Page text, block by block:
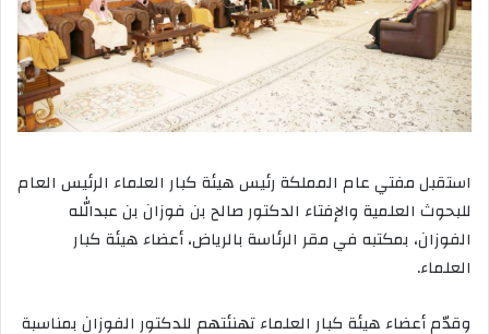
استقبل مفتي عام المملكة رئيس هيئة كبار العلماء الرئيس العام
للبحوث العلمية والإفتاء الدكتور صالح بن فوزان بن عبدالله
الفوزان، بمكتبه في مقر الرئاسة بالرياض، أعضاء هيئة كبار
العلماء.
وقدّم أعضاء هيئة كبار العلماء تهنئتهم للدكتور الفوزان بمناسبة